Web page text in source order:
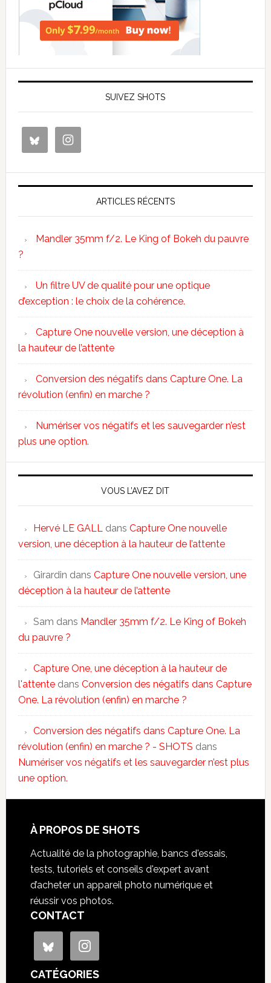
SUIVEZ SHOTS
ARTICLES RÉCENTS
Mandler 35mm f/2. Le King of Bokeh du pauvre
?
Un filtre UV de qualité pour une optique
d’exception : le choix de la cohérence.
Capture One nouvelle version, une déception à
la hauteur de l’attente
Conversion des négatifs dans Capture One. La
révolution (enfin) en marche ?
Numériser vos négatifs et les sauvegarder n’est
plus une option.
VOUS L’AVEZ DIT
Hervé LE GALLdans Capture One nouvelle
version, une déception à la hauteur de l’attente
Girardin dans Capture One nouvelle version, une
déception à la hauteur de l’attente
Sam dans Mandler 35mm f/2. Le King of Bokeh
du pauvre ?
Capture One, une déception à la hauteur de
l'attentedans Conversion des négatifs dans Capture
One. La révolution (enfin) en marche ?
Conversion des négatifs dans Capture One. La
révolution (enfin) en marche ? - SHOTS dans
Numériser vos négatifs et les sauvegarder n’est plus
une option.
À PROPOS DE SHOTS
Actualité de la photographie, bancs d'essais,
tests, tutoriels et conseils d'expert avant
d’acheter un appareil photo numérique et
réussir vos photos.
CONTACT
CATÉGORIES